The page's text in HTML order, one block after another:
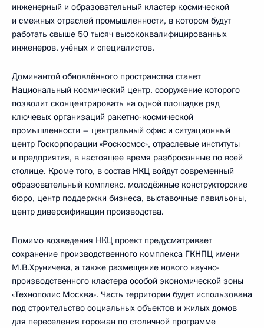
инженерный и образовательный кластер космической
и смежных отраслей промышленности, в котором будут
работать свыше 50 тысяч высококвалифицированных
инженеров, учёных и специалистов.
Доминантой обновлённого пространства станет
Национальный космический центр, сооружение которого
позволит сконцентрировать на одной площадке ряд
ключевых организаций ракетно-космической
промышленности – центральный офис и ситуационный
центр Госкорпорации «Роскосмос», отраслевые институты
и предприятия, в настоящее время разбросанные по всей
столице. Кроме того, в состав НКЦ войдут современный
образовательный комплекс, молодёжные конструкторские
бюро, центр поддержки бизнеса, выставочные павильоны,
центр диверсификации производства.
Помимо возведения НКЦ проект предусматривает
сохранение производственного комплекса ГКНПЦ имени
М.В.Хруничева, а также размещение нового научно-
производственного кластера особой экономической зоны
«Технополис Москва». Часть территории будет использована
под строительство социальных объектов и жилых домов
для переселения горожан по столичной программе